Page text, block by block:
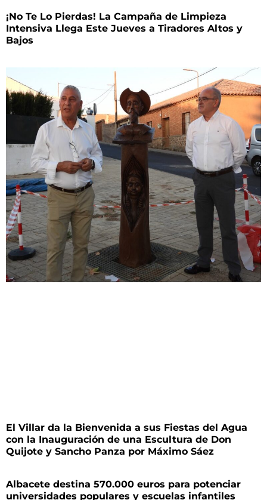
¡No Te Lo Pierdas! La Campaña de Limpieza
Intensiva Llega Este Jueves a Tiradores Altos y
Bajos
El Villar da la Bienvenida a sus Fiestas del Agua
con la Inauguración de una Escultura de Don
Quijote y Sancho Panza por Máximo Sáez
Albacete destina 570.000 euros para potenciar
universidades populares y escuelas infantiles